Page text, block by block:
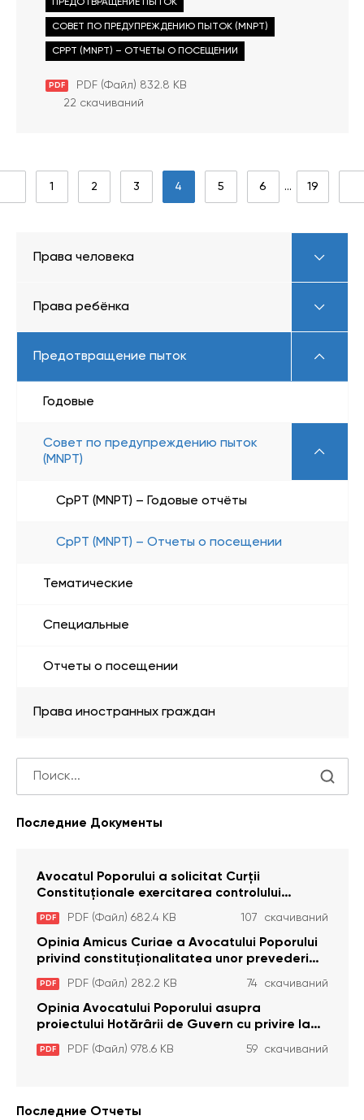
Bender, pe data de 13 noiembrie 2021
PDF PDF (Файл) 832.8 KB
ПРЕДОТВРАЩЕНИЕ ПЫТОК
СОВЕТ ПО ПРЕДУПРЕЖДЕНИЮ ПЫТОК (MNPT)
CPPT (MNPT) – ОТЧЕТЫ О ПОСЕЩЕНИИ
22 скачиваний
1 2 3 4 5 6 … 19
Права человека
Права ребёнка
Предотвращение пыток
Годовые
Совет по предупреждению пыток
(MNPT)
CpPT (MNPT) – Годовые отчёты
CpPT (MNPT) – Отчеты о посещении
Тематические
Специальные
Отчеты о посещении
Права иностранных граждан
Последние Документы
Avocatul Poporului a solicitat Curţii
Constituţionale exercitarea controlului
constituţionalităţii unor prevederi cu privire la
plata alocației sociale de stat persoanelor
cu dizabilitați care sunt private de liberate
PDF PDF (Файл) 682.4 KB 107 скачиваний
Opinia Amicus Curiae a Avocatului Poporului
privind constituționalitatea unor prevederi
care interzic angajarea în organizațiile de
pază particulară a persoanelor condamnate
pentru comiterea cu intenție a unor infracțiuni
a fost luată în considerare de Curtea
Constituțională
PDF PDF (Файл) 282.2 KB 74 скачиваний
Opinia Avocatului Poporului asupra
proiectului Hotărârii de Guvern cu privire la
aprobarea proiectului de lege privind
activitatea sanitară veterinarăa
PDF PDF (Файл) 978.6 KB 59 скачиваний
Последние Отчеты